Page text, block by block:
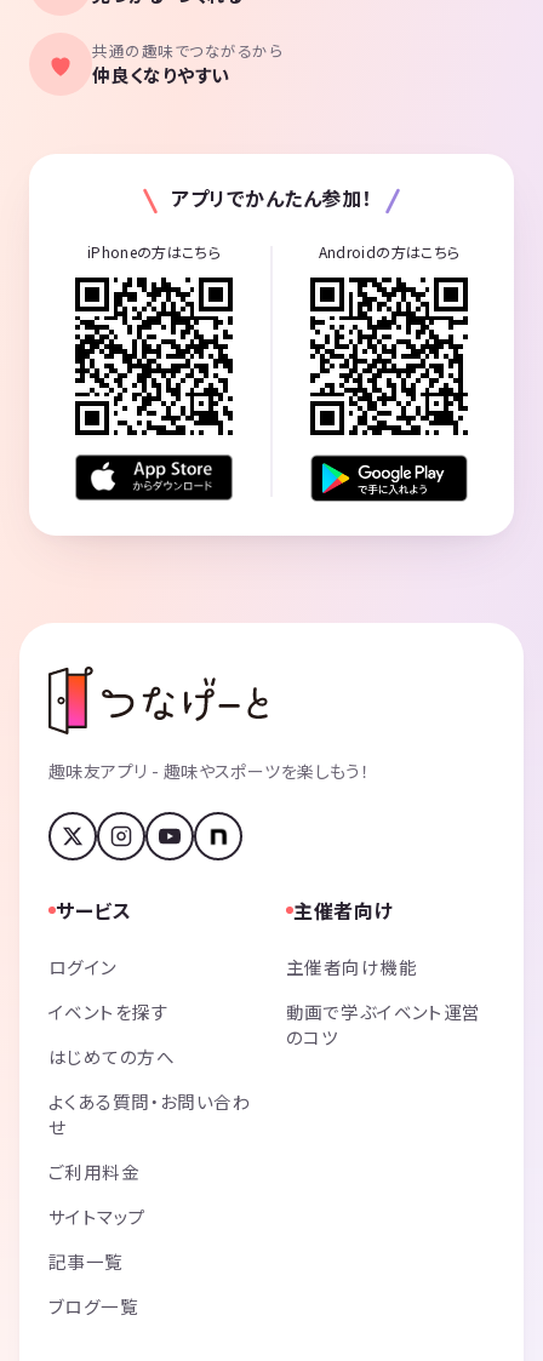
共通の趣味でつながるから
仲良くなりやすい
アプリでかんたん参加！
iPhoneの方はこちら Androidの方はこちら
趣味友アプリ - 趣味やスポーツを楽しもう！
サービス
ログイン
イベントを探す
はじめての方へ
よくある質問・お問い合わ
せ
ご利用料金
サイトマップ
記事一覧
ブログ一覧
主催者向け
主催者向け機能
動画で学ぶイベント運営
のコツ